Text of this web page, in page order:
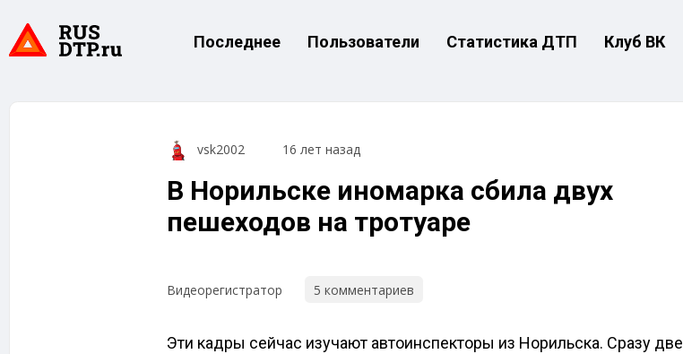
Последнее Пользователи Статистика ДТП Клуб ВК
vsk2002 16 лет назад
В Норильске иномарка сбила двух
пешеходов на тротуаре
Видеорегистратор 5 комментариев
Эти кадры сейчас изучают автоинспекторы из Норильска. Сразу две